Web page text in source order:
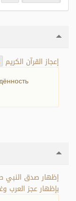
إعجاز القرآن الكريم
إظهار صدق النبي
بإظهار عجز العرب